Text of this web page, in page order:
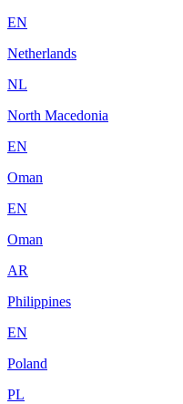
EN
Netherlands
NL
North Macedonia
EN
Oman
EN
Oman
AR
Philippines
EN
Poland
PL